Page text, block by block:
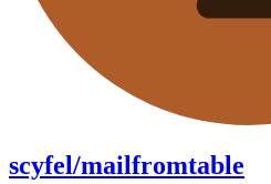
scyfel/mailfromtable